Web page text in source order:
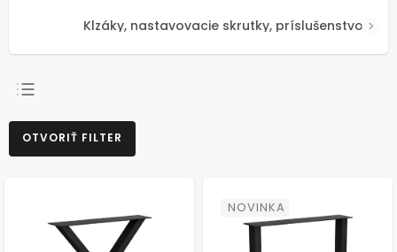
Klzáky, nastavovacie skrutky, príslušenstvo
NAJPREDÁVANEJŠIE
NAJLACNEJŠIE
OTVORIŤ FILTER
NOVINKA